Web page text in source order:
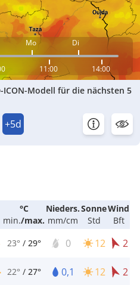
Mo Di
11:00 14:00
Modell für die nächsten 5
+5d
°C
min./max.
Nieders.
mm/cm
Sonne
Std
Wind
Bft
23° / 29° 0 12 2
22° / 27° 0,1 12 2